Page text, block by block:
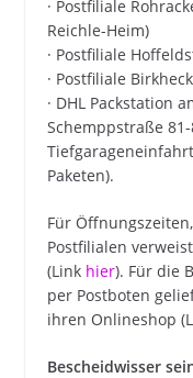
· Postfiliale
Reichle-Heim)
· Postfiliale
· Postfiliale
· DHL Packstation
Schemppstraße
Paketen).
Für
Postfilialen
(Link hier). Für die
per Postboten
ihren Onlineshop
Bescheidwisser